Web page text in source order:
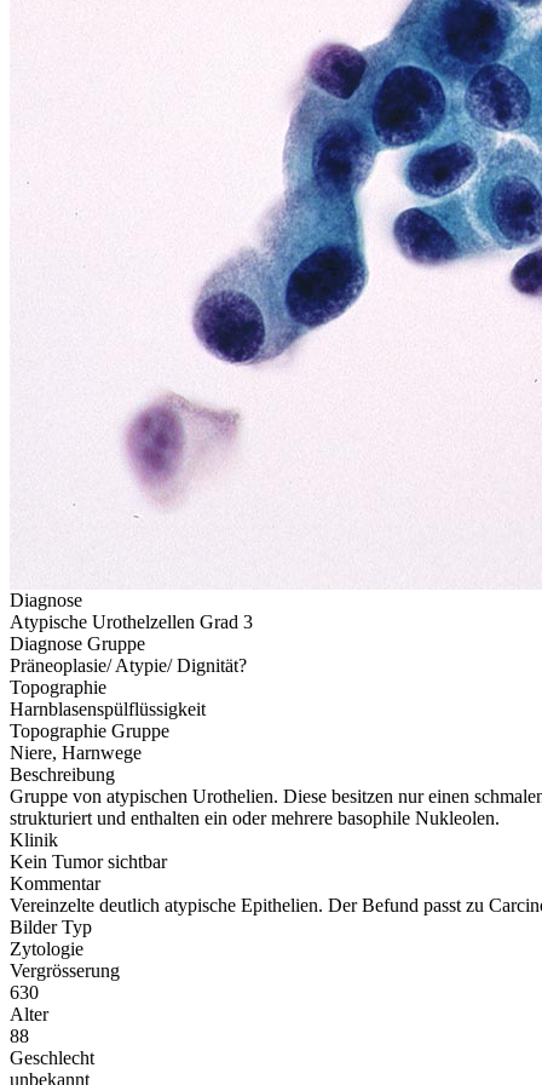
Diagnose
Atypische Urothelzellen Grad 3
Diagnose Gruppe
Präneoplasie/ Atypie/ Dignität?
Topographie
Harnblasenspülflüssigkeit
Topographie Gruppe
Niere, Harnwege
Beschreibung
Gruppe von atypischen Urothelien. Diese besitzen nur einen
strukturiert und enthalten ein oder mehrere basophile Nukleolen.
Klinik
Kein Tumor sichtbar
Kommentar
Vereinzelte deutlich atypische Epithelien. Der Befund passt zu
Bilder Typ
Zytologie
Vergrösserung
630
Alter
88
Geschlecht
unbekannt